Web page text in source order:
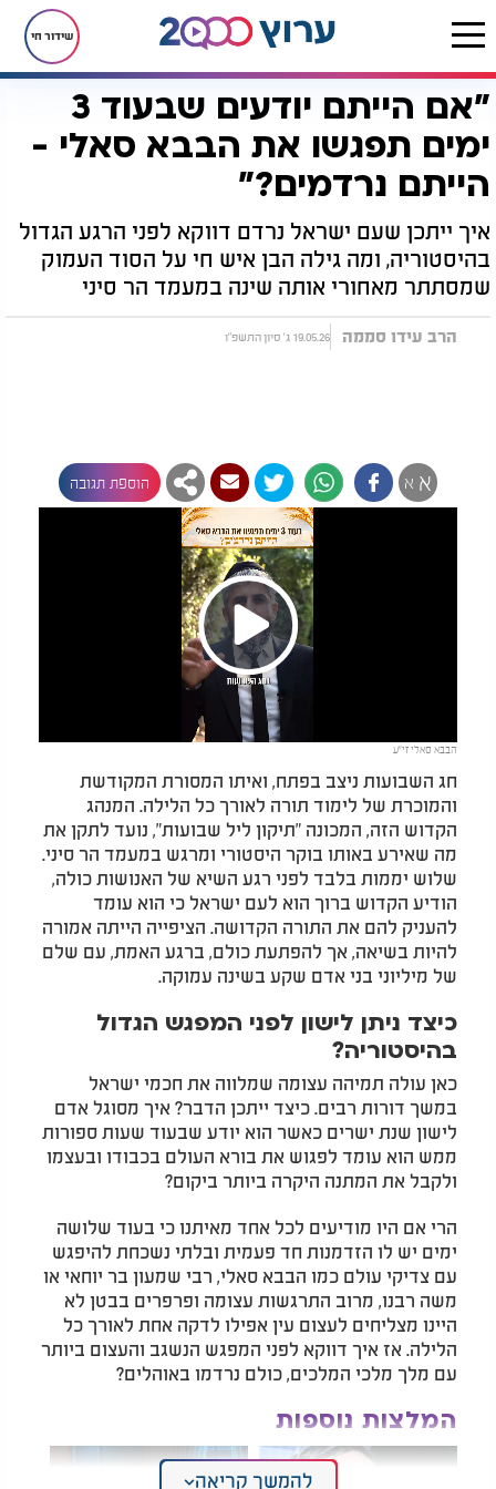
שידור חי
דף הבית יהדות חגים ומועדים שבועות "אם הייתם יודעים שבעוד 3 ימים תפגשו את הבבא סאלי - הייתם נרדמים?"
"אם הייתם יודעים שבעוד 3
ימים תפגשו את הבבא סאלי -
הייתם נרדמים?"
איך ייתכן שעם ישראל נרדם דווקא לפני הרגע הגדול
בהיסטוריה, ומה גילה הבן איש חי על הסוד העמוק
שמסתתר מאחורי אותה שינה במעמד הר סיני
הרב עידו סממה 19.05.26 ג' סיון התשפ"ו
א א הוספת תגובה
Play
Video
הבבא סאלי זי"ע
חג השבועות ניצב בפתח, ואיתו המסורת המקודשת
והמוכרת של לימוד תורה לאורך כל הלילה. המנהג
הקדוש הזה, המכונה "תיקון ליל שבועות", נועד לתקן את
מה שאירע באותו בוקר היסטורי ומרגש במעמד הר סיני.
שלוש יממות בלבד לפני רגע השיא של האנושות כולה,
הודיע הקדוש ברוך הוא לעם ישראל כי הוא עומד
להעניק להם את התורה הקדושה. הציפייה הייתה אמורה
להיות בשיאה, אך להפתעת כולם, ברגע האמת, עם שלם
של מיליוני בני אדם שקע בשינה עמוקה.
כיצד ניתן לישון לפני המפגש הגדול
בהיסטוריה?
כאן עולה תמיהה עצומה שמלווה את חכמי ישראל
במשך דורות רבים. כיצד ייתכן הדבר? איך מסוגל אדם
לישון שנת ישרים כאשר הוא יודע שבעוד שעות ספורות
ממש הוא עומד לפגוש את בורא העולם בכבודו ובעצמו
ולקבל את המתנה היקרה ביותר ביקום?
הרי אם היו מודיעים לכל אחד מאיתנו כי בעוד שלושה
ימים יש לו הזדמנות חד פעמית ובלתי נשכחת להיפגש
עם צדיקי עולם כמו הבבא סאלי, רבי שמעון בר יוחאי או
משה רבנו, מרוב התרגשות עצומה ופרפרים בבטן לא
היינו מצליחים לעצום עין אפילו לדקה אחת לאורך כל
הלילה. אז איך דווקא לפני המפגש הנשגב והעצום ביותר
עם מלך מלכי המלכים, כולם נרדמו באוהלים?
המלצות נוספות
להמשך קריאה